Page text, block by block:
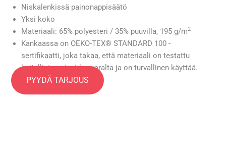
Niskalenkissä painonappisäätö
Yksi koko
Materiaali: 65% polyesteri / 35% puuvilla, 195 g/m2
Kankaassa on OEKO-TEX® STANDARD 100 -
sertifikaatti, joka takaa, että materiaali on testattu
haitallisten aineiden varalta ja on turvallinen käyttää.
Pesu 60 asteessa
PYYDÄ TARJOUS